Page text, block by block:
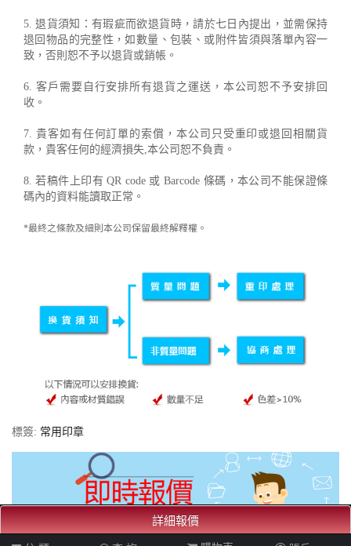
5. 退貨須知：有瑕疵而欲退貨時，請於七日內提出，並需保持
退回物品的完整性，如數量、包裝、或附件皆須與落單內容一
致，否則恕不予以退貨或銷帳。
6. 客戶需要自行安排所有退貨之運送，本公司恕不予安排回
收。
7. 貴客如有任何訂單的索償，本公司只受重印或退回相關貨
款，貴客任何的經濟損失,本公司恕不負責。
8. 若稿件上印有 QR code 或 Barcode 條碼，本公司不能保證條
碼內的資料能讀取正常。
*最終之條款及細則本公司保留最終解釋權。
標簽: 常用印章
詳細報價